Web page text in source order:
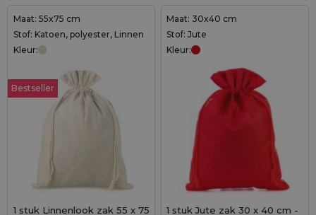
Maat: 55x75 cm
Stof: Katoen, polyester, Linnen
Kleur:
Bestseller
1 stuk Linnenlook zak 55 x 75
Maat: 30x40 cm
Stof: Jute
Kleur:
1 stuk Jute zak 30 x 40 cm -